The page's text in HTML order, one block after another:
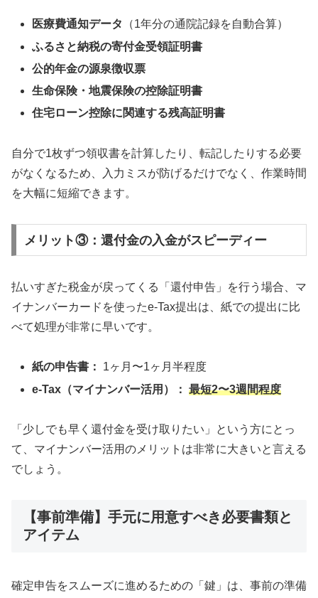
医療費通知データ
（1年分の通院記録を自動合算）
ふるさと納税の寄付金受領証明書
公的年金の源泉徴収票
生命保険・地震保険の控除証明書
住宅ローン控除に関連する残高証明書
自分で1枚ずつ領収書を計算したり、転記したりする必要
がなくなるため、入力ミスが防げるだけでなく、作業時間
を大幅に短縮できます。
メリット③：還付金の入金がスピーディー
払いすぎた税金が戻ってくる「還付申告」を行う場合、マ
イナンバーカードを使ったe-Tax提出は、紙での提出に比
べて処理が非常に早いです。
紙の申告書：
1ヶ月〜1ヶ月半程度
e-Tax（マイナンバー活用）： 最短2〜3週間程度
「少しでも早く還付金を受け取りたい」という方にとっ
て、マイナンバー活用のメリットは非常に大きいと言える
でしょう。
【事前準備】手元に用意すべき必要書類と
アイテム
確定申告をスムーズに進めるための「鍵」は、事前の準備